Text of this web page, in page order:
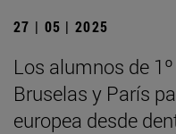
27 | 05 | 2025
Los alumnos de
Bruselas y París
europea desde